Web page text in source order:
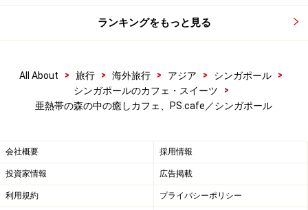
ク24:00、バー翌1:00)
アクセス：MRTオーチャード駅からタクシーで約10分
※記事内容は執筆時点のものです。最新の内容をご確認くださ
※海外を訪れる際には最新情報の入手に努め、「
ホームページ」を確認するなど、安全確保に十分注意を払ってく
ランキングをもっと見る
All About > 旅行 > 海外旅行 > アジア > シンガポール
>
シンガポールのカフェ・スイーツ
>
亜熱帯の森の中の癒しカフェ、PS.cafe／シンガポール
会社概要 採用情報
投資家情報 広告掲載
利用規約 プライバシーポリシー